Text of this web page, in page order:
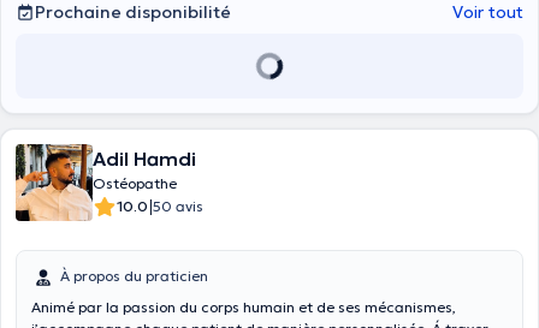
Prochaine disponibilité Voir tout
Adil Hamdi
Ostéopathe
10.0|50 avis
À propos du praticien
Animé par la passion du corps humain et de ses mécanismes,